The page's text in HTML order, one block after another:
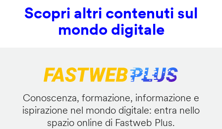
Scopri altri contenuti sul
mondo digitale
Conoscenza, formazione, informazione e
ispirazione nel mondo digitale: entra nello
spazio online di Fastweb Plus.